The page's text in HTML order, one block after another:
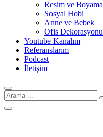
Resim ve Boyama
Sosyal Hobi
Anne ve Bebek
Ofis Dekorasyonu
Youtube Kanalım
Referanslarım
Podcast
İletişim
Arama
için: